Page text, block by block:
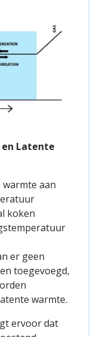
en Latente
aan
koken
er geen
toegevoegd,
warmte.
ervoor dat